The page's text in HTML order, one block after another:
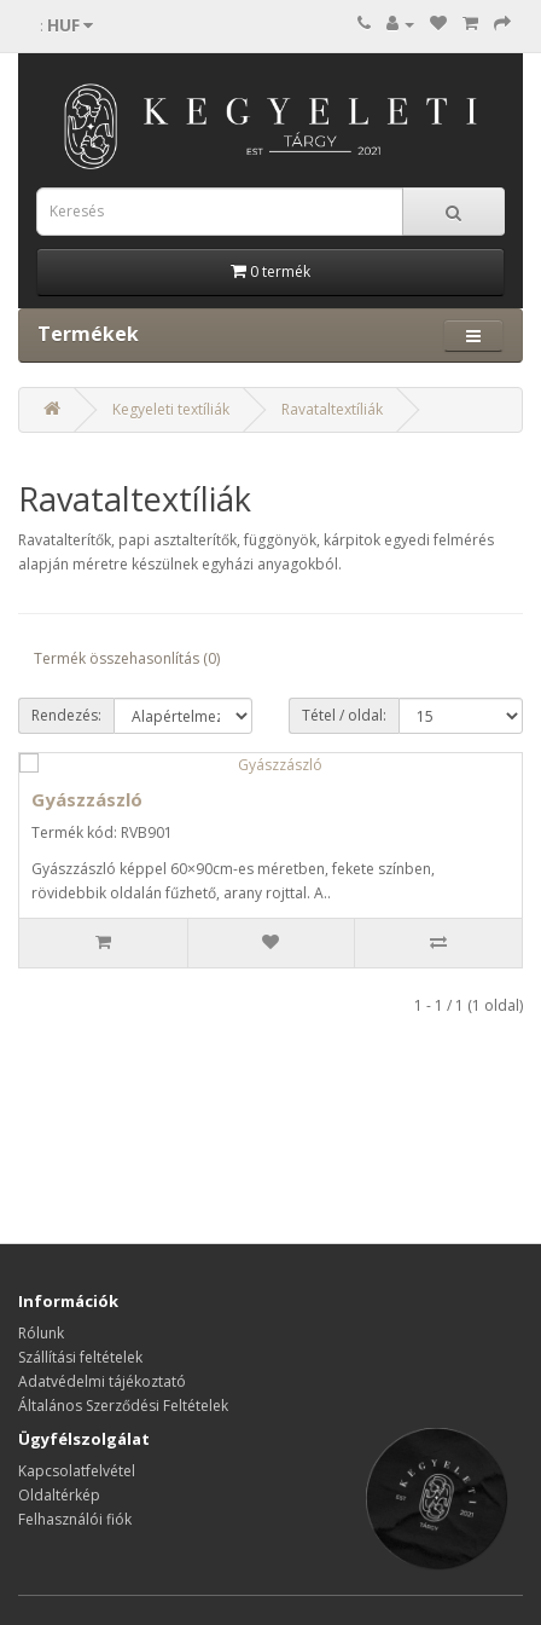
: HUF
0 termék
Termékek
Kegyeleti textíliák Ravataltextíliák
Ravataltextíliák
Ravatalterítők, papi asztalterítők, függönyök, kárpitok egyedi felmérés
alapján méretre készülnek egyházi anyagokból.
Termék összehasonlítás (0)
Rendezés: Tétel / oldal:
Gyászzászló
Termék kód: RVB901
Gyászzászló képpel 60×90cm-es méretben, fekete színben,
rövidebbik oldalán fűzhető, arany rojttal. A..
1 - 1 / 1 (1 oldal)
Információk
Rólunk
Szállítási feltételek
Adatvédelmi tájékoztató
Általános Szerződési Feltételek
Ügyfélszolgálat
Kapcsolatfelvétel
Oldaltérkép
Felhasználói fiók